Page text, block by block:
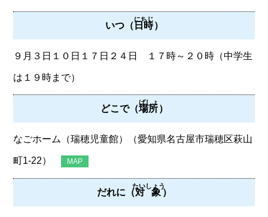
いつ（日時
にちじ
）
９月３日１０日１７日２４日 １７時～２０時（中学生
は１９時まで）
どこで（場所
ばしょ
）
なごホーム（瑞穂児童館）（愛知県名古屋市瑞穂区萩山
町1-22） MAP
だれに（対象
たいしょう
）